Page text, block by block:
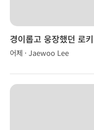
경이롭고 웅장했던 로
어제 · Jaewoo Lee